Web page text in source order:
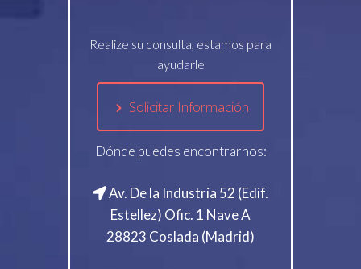
Realize su consulta, estamos para
ayudarle
Solicitar Información
Dónde puedes encontrarnos:
Av. De la Industria 52 (Edif.
Estellez) Ofic. 1 Nave A
28823 Coslada (Madrid)